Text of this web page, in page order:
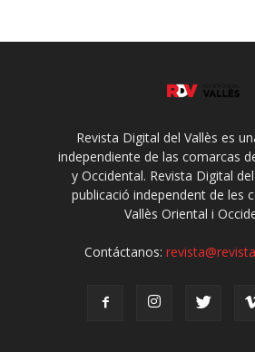
Revista Digital del Vallès es
independiente de las comarcas
y Occidental. Revista Digital
publicació independent de les
Vallès Oriental i
Contáctanos: